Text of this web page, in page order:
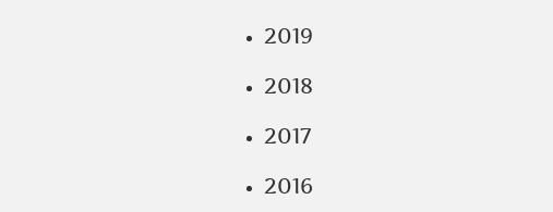
2019
2018
2017
2016